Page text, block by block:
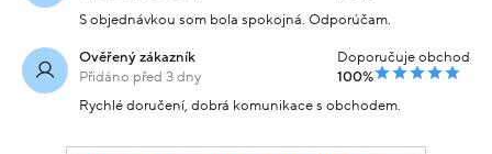
S objednávkou som bola spokojná. Odporúčam.
Ověřený zákazník
Přidáno před 3 dny
Doporučuje obchod
100%
Rychlé doručení, dobrá komunikace s obchodem.